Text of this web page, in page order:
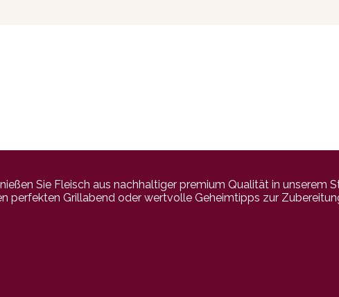
Sie Fleisch aus nachhaltiger premium Qualität in unserem
perfekten Grillabend oder wertvolle Geheimtipps zur